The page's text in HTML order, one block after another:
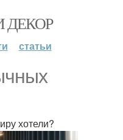
ДЕКОР
статьи
хотели?